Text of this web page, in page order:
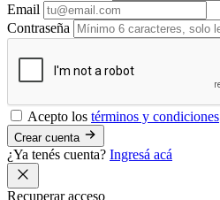
Email
Contraseña
Acepto los términos y condiciones
Crear cuenta
¿Ya tenés cuenta? Ingresá acá
Recuperar acceso